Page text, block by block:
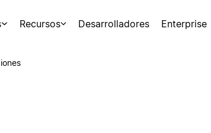
Recursos Desarrolladores Enterprise